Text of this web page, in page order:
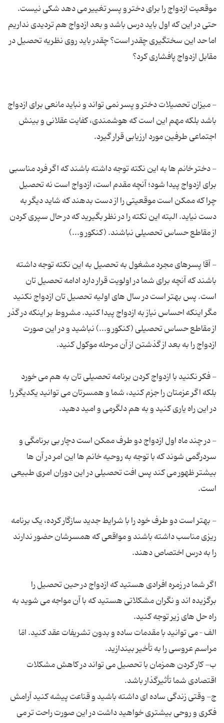
موقعیت ازدواج را برای دختر و پسر تغییر می دهد شکی نیست.
حتی در این که اول باید درس باشد و بعد ازدواج هم تردیدی نداریم
اما حد این سختگیری چقدر است؟ چقدر باید روی نظریه تحصیل در
- میزان تحصیلات دختر و پسر نمی تواند و نباید مانعی برای ازدواج
باشد بلکه مهم این است که هوشمندی، کفایت عقلانی و بینش
- دختر خانم ها به این نکته توجه داشته باشند که اگر فرد مناسبی
برای ازدواج پیدا شود؛ آنچه مقدم است، ازدواج است نه تحصیل
چرا که ممکن است موقعیتی را از دست بدهند که شاید دیگر به
دست نیاید. البته این نکته را در نظر بگیرید که در حال سپری کردن
- آقا پسرهای مجرد مشغول به تحصیل به این نکته توجه داشته
باشند که آنچه برای شما در اولویت قرار دارد ادامه تحصیل تان
است. پس بهتر است در سال های اولیه تحصیل تان ازدواج نکنید
مگر اینکه احساس نیاز به ازدواج پیدا کنید. مشروط بر اینکه در گذر
از مقاطع حساس تحصیلی (کنکور و...) نباشید و در این صورت
- فکر نکنید با ازدواج کردن برنامه تحصیلی تان به هم می خورد
بلکه اگر عزمتان را جزم کنید، شما و همسرتان می توانید یکدیگر را
- در چند ماه اول ازدواج دو طرف ممکن است دچار بی برنامگی و
سردرگمی شوند که با توجه به روحیه خانم ها این امر در آن ها
بیشتر ظهور می کند پس افت تحصیلی در این دوران امری طبیعی
- بهتر است دو طرف خود را با شرایط جدید سازگار کرده، یک برنامه
ریزی مناسب داشته باشند و مواقعی که همسرشان حضور ندارند
اگر شما در زمره افرادی هستید که ازدواج در حین تحصیل را
برگزیده اند و نگران مشکلاتی هستید که با آن مواجه می شوید به
الف – می توانید با مقدمات ساده و بدون تشریفات عقد کنید. امّا
ب- کار کردن همزمان با تحصیل می تواند در کاهش مشکلات
ج- وقتی زندگی ساده ای داشته باشید و قناعت پیشه کنید آرامش
فکری و روحی بیشتری خواهید داشت در این صورت راحت تر می